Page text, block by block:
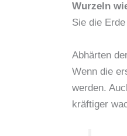
Wurzeln
Sie die
Abhärten
Wenn die
werden.
kräftiger